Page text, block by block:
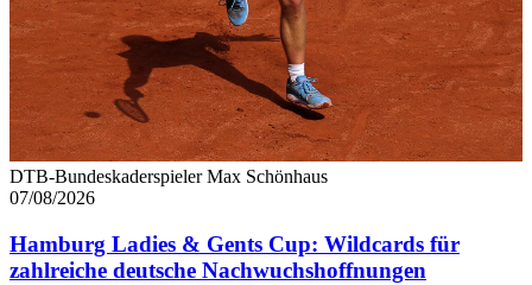
DTB-Bundeskaderspieler Max Schönhaus
07/08/2026
Hamburg Ladies & Gents Cup: Wildcards für
zahlreiche deutsche Nachwuchshoffnungen